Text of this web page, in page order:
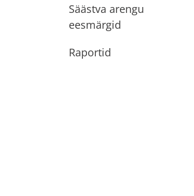
Säästva arengu
eesmärgid
Raportid